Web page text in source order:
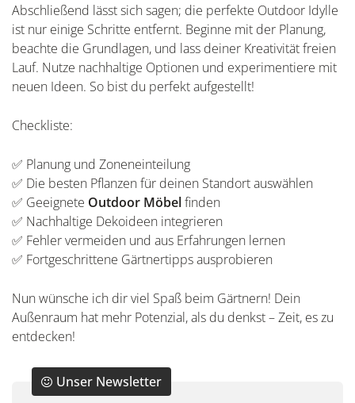
Abschließend lässt sich sagen; die perfekte Outdoor Idylle
ist nur einige Schritte entfernt. Beginne mit der Planung,
beachte die Grundlagen, und lass deiner Kreativität freien
Lauf. Nutze nachhaltige Optionen und experimentiere mit
neuen Ideen. So bist du perfekt aufgestellt!
Checkliste:
✅ Planung und Zoneneinteilung
✅ Die besten Pflanzen für deinen Standort auswählen
✅ Geeignete Outdoor Möbelfinden
✅ Nachhaltige Dekoideen integrieren
✅ Fehler vermeiden und aus Erfahrungen lernen
✅ Fortgeschrittene Gärtnertipps ausprobieren
Nun wünsche ich dir viel Spaß beim Gärtnern! Dein
Außenraum hat mehr Potenzial, als du denkst – Zeit, es zu
entdecken!
Unser Newsletter